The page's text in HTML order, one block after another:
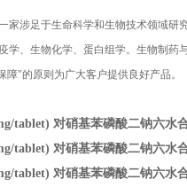
家涉足于生命科学和生物技术领域
学、生物化学、蛋白组学。生物制药
障"的原则为广大客户提供良好产品。
tablet) 对硝基苯磷酸二钠六水
tablet) 对硝基苯磷酸二钠六水
tablet) 对硝基苯磷酸二钠六水